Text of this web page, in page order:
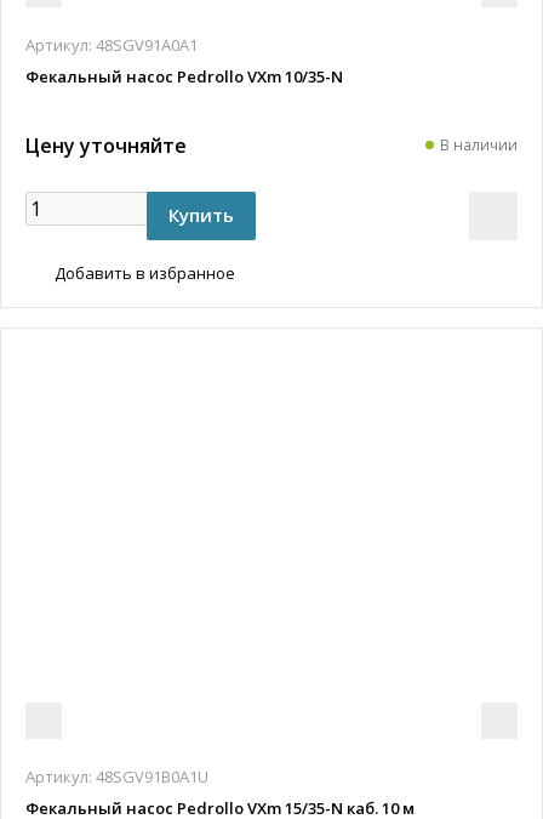
Артикул: 48SGV91A0A1
Фекальный насос Pedrollo VXm 10/35-N
Цену уточняйте В наличии
Добавить в избранное
Артикул: 48SGV91B0A1U
Фекальный насос Pedrollo VXm 15/35-N каб. 10 м